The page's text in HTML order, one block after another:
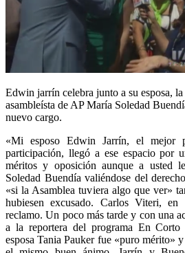
Edwin jarrín celebra junto a su esposa, la
asambleísta de AP María Soledad
nuevo cargo.
«Mi esposo Edwin Jarrín, el mejor
participación, llegó a ese espacio por
méritos y oposición aunque a usted
Soledad Buendía valiéndose del
«si la Asamblea tuviera algo que ver»
hubiesen excusado. Carlos Viteri,
reclamo. Un poco más tarde y con una
a la reportera del programa En
esposa Tania Pauker fue «puro mérito»